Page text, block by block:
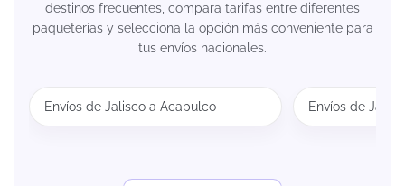
destinos frecuentes, compara tarifas entre diferentes
paqueterías y selecciona la opción más conveniente para
tus envíos nacionales.
Envíos de Jalisco a Acapulco Envíos de